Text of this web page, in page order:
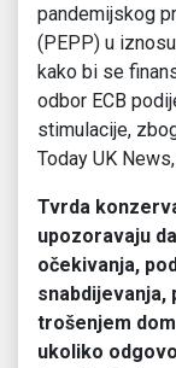
pandemijskog
(PEPP) u
kako bi se
odbor ECB
stimulacije,
Today UK
Tvrda
upozoravaju
očekivanja,
snabdijevanja,
trošenjem
ukoliko